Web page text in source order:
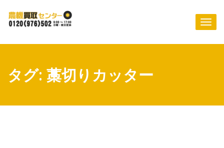
content
タグ: 藁切りカッター